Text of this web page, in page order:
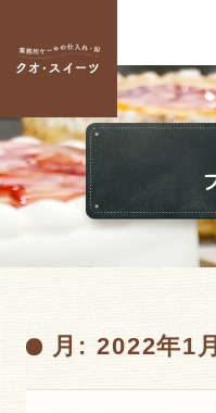
月: 2022年1月